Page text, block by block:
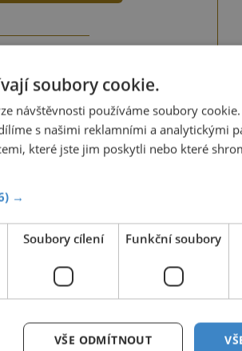
můžete tak také učinit
kód, který opíšete do
jej odemknete.
číslo 903 33 20.
Airtoy a.s. Infolinka: 602 777 555,
soubory cookie.
návštěvnosti používáme soubory
s našimi reklamními a analytickými
které jste jim poskytli nebo které
→
Soubory cílení Funkční soubory
VŠE ODMÍTNOUT